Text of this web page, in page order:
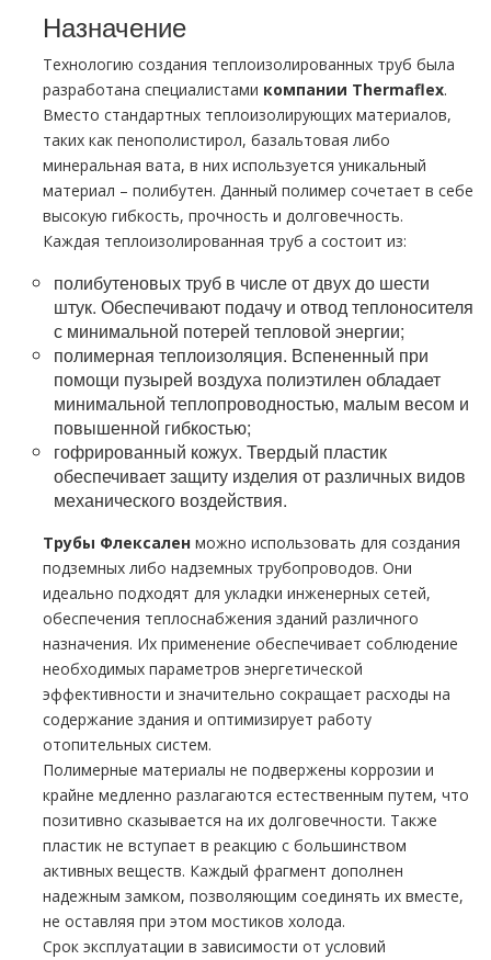
Назначение
Технологию создания теплоизолированных тpуб была
разработана специалистами компании Thermaflex.
Вместо стандартных теплоизолирующих материалов,
таких как пенополистирол, базальтовая либо
минеральная вата, в них используется уникальный
материал – полибутен. Данный полимер сочетает в себе
высокую гибкость, прочность и долговечность.
Каждая теплоизолированная тpуб а состоит из:
полибутеновых тpуб в числе от двух до шести
штук. Обеспечивают подачу и отвод теплоносителя
с минимальной потерей тепловой энергии;
полимерная теплоизоляция. Вспененный при
помощи пузырей воздуха полиэтилен обладает
минимальной теплопроводностью, малым весом и
повышенной гибкостью;
гофрированный кожух. Твердый пластик
обеспечивает защиту изделия от различных видов
механического воздействия.
Трубы Флексален можно использовать для создания
подземных либо надземных тpубопроводов. Они
идеально подходят для укладки инженерных сетей,
обеспечения теплоснабжения зданий различного
назначения. Их применение обеспечивает соблюдение
необходимых параметров энергетической
эффективности и значительно сокращает расходы на
содержание здания и оптимизирует работу
отопительных систем.
Полимерные материалы не подвержены коррозии и
крайне медленно разлагаются естественным путем, что
позитивно сказывается на их долговечности. Также
пластик не вступает в реакцию с большинством
активных веществ. Каждый фрагмент дополнен
надежным замком, позволяющим соединять их вместе,
не оставляя при этом мостиков холода.
Срок эксплуатации в зависимости от условий